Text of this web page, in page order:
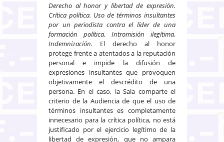
Derecho al honor y libertad de expresión.
Crítica política. Uso de términos insultantes
por un periodista contra el líder de una
formación política. Intromisión ilegítima.
Indemnización. El derecho al honor
protege frente a atentados a la reputación
personal e impide la difusión de
expresiones insultantes que provoquen
objetivamente el descrédito de una
persona. En el caso, la Sala comparte el
criterio de la Audiencia de que el uso de
términos insultantes es completamente
innecesario para la crítica política, no está
justificado por el ejercicio legítimo de la
libertad de expresión, que no ampara